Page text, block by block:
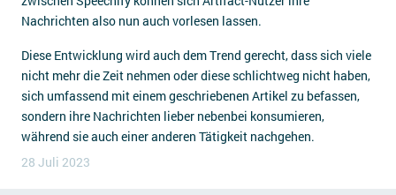
Nachrichten also nun auch vorlesen lassen.
Diese Entwicklung wird auch dem Trend gerecht, dass sich viele
nicht mehr die Zeit nehmen oder diese schlichtweg nicht haben,
sich umfassend mit einem geschriebenen Artikel zu befassen,
sondern ihre Nachrichten lieber nebenbei konsumieren,
während sie auch einer anderen Tätigkeit nachgehen.
28 Juli 2023